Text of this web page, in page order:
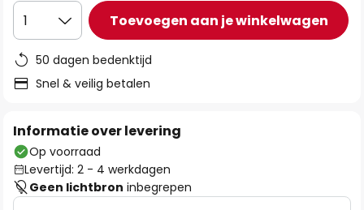
1 Toevoegen aan je winkelwagen
50 dagen bedenktijd
Snel & veilig betalen
Informatie over levering
Op voorraad
Levertijd: 2 - 4 werkdagen
Geen lichtbron inbegrepen